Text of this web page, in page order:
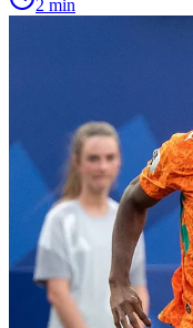
2 min